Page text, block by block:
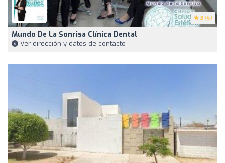
3 (6)
Mundo De La Sonrisa Clínica Dental
Ver dirección y datos de contacto